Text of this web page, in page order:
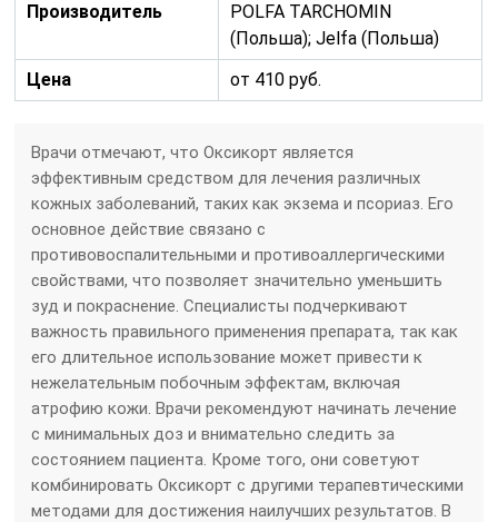
Производитель
POLFA TARCHOMIN
(Польша); Jelfa (Польша)
Цена
от 410 руб.
Врачи отмечают, что Оксикорт является
эффективным средством для лечения различных
кожных заболеваний, таких как экзема и псориаз. Его
основное действие связано с
противовоспалительными и противоаллергическими
свойствами, что позволяет значительно уменьшить
зуд и покраснение. Специалисты подчеркивают
важность правильного применения препарата, так как
его длительное использование может привести к
нежелательным побочным эффектам, включая
атрофию кожи. Врачи рекомендуют начинать лечение
с минимальных доз и внимательно следить за
состоянием пациента. Кроме того, они советуют
комбинировать Оксикорт с другими терапевтическими
методами для достижения наилучших результатов. В